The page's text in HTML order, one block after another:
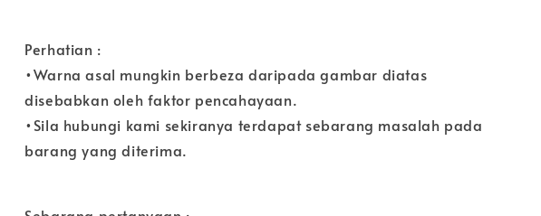
Perhatian :
•Warna asal mungkin berbeza daripada gambar diatas
disebabkan oleh faktor pencahayaan.
•Sila hubungi kami sekiranya terdapat sebarang masalah pada
barang yang diterima.